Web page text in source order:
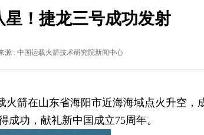
星！捷龙三号成功发射
: 中国运载火箭技术研究院新闻中心
箭在山东省海阳市近海海域点火升空，
功，献礼新中国成立75周年。